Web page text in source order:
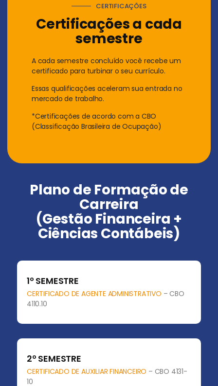
CERTIFICAÇÕES
Certificações a cada
semestre
A cada semestre concluído você recebe um
certificado para turbinar o seu currículo.
Essas qualificações aceleram sua entrada no
mercado de trabalho.
*Certificações de acordo com a CBO
(Classificação Brasileira de Ocupação)
Plano de Formação de
Carreira
(Gestão Financeira +
Ciências Contábeis)
1º SEMESTRE
CERTIFICADO DE AGENTE ADMINISTRATIVO – CBO
4110.10
2º SEMESTRE
CERTIFICADO DE AUXILIAR FINANCEIRO – CBO 4131-
10